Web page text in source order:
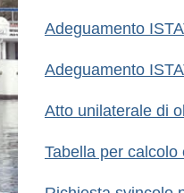
Adeguamento
Adeguamento
Atto unilaterale di
Tabella per